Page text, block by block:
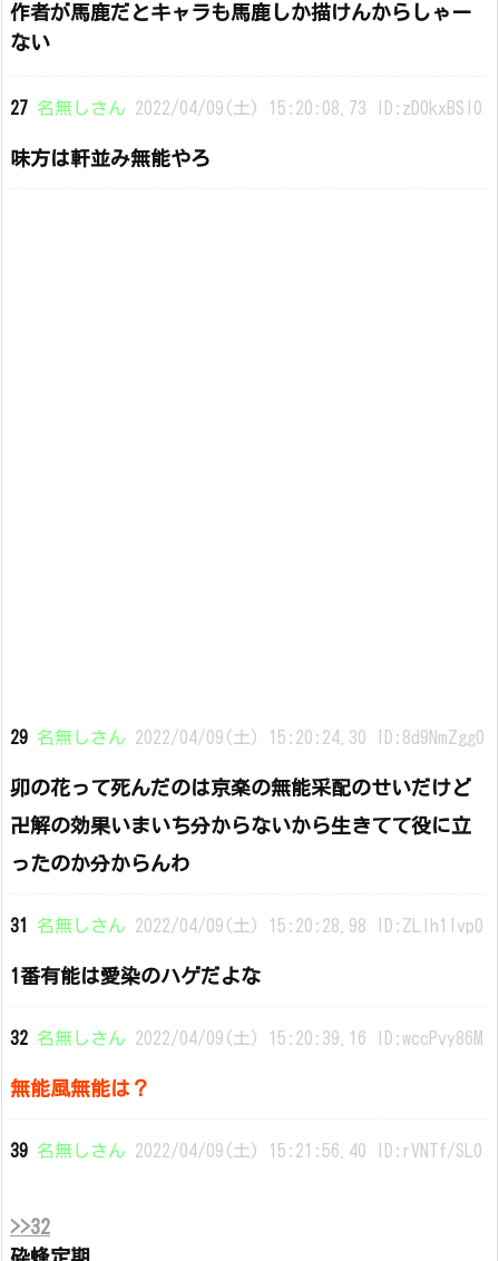
作者が馬鹿だとキャラも馬鹿しか描けんからしゃー
ない
27 名無しさん 2022/04/09(土) 15:20:08.73 ID:zD0kxBSl0
味方は軒並み無能やろ
29 名無しさん 2022/04/09(土) 15:20:24.30 ID:8d9NmZgg0
卯の花って死んだのは京楽の無能采配のせいだけど
卍解の効果いまいち分からないから生きてて役に立
ったのか分からんわ
31 名無しさん 2022/04/09(土) 15:20:28.98 ID:ZLIh1lvp0
1番有能は愛染のハゲだよな
32 名無しさん 2022/04/09(土) 15:20:39.16 ID:wccPvy86M
無能風無能は？
39 名無しさん 2022/04/09(土) 15:21:56.40 ID:rVNTf/SL0
>>32